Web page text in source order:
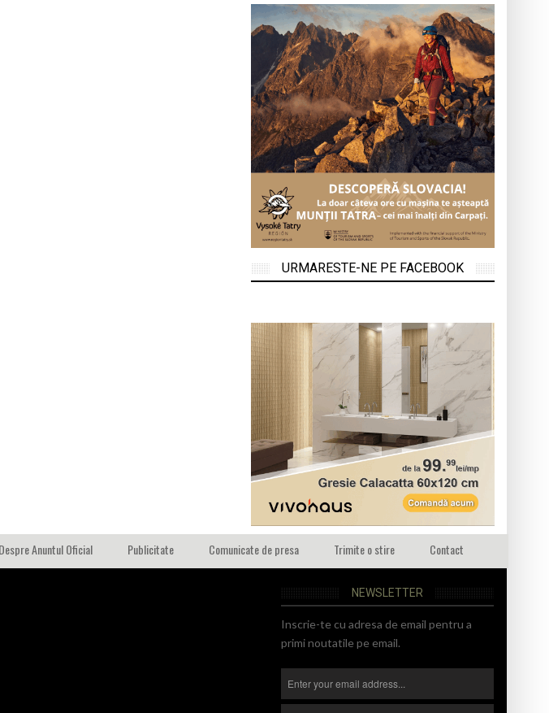
URMARESTE-NE PE FACEBOOK
Despre Anuntul Oficial Publicitate Comunicate de presa Trimite o stire Contact
NEWSLETTER
Inscrie-te cu adresa de email pentru a
primi noutatile pe email.